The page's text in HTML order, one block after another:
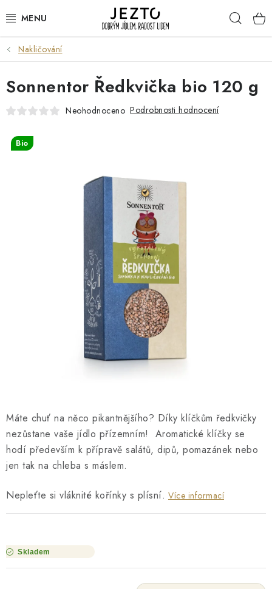
na
DÁRKOVÉ SADY
TRVANLIVÉ
DROGERIE A KOSMETIKA
NÁPOJE
RELAX A REGENERACE
NÁŠ PŘÍBĚH FIREMNÍ DÁRKY
DOPRAVA A PLATBA
Nakličování
Máte chuť na něco pikantnějšího? Díky klíčkům ředkvičky
nezůstane vaše jídlo přízemním! Aromatické klíčky se
hodí především k přípravě salátů, dipů, pomazánek nebo
jen tak na chleba s máslem.
Nepleťte si vláknité kořínky s plísní. Více informací
Skladem
Sonnentor Ředkvička bio 120 g
Neohodnoceno Podrobnosti hodnocení
Bio